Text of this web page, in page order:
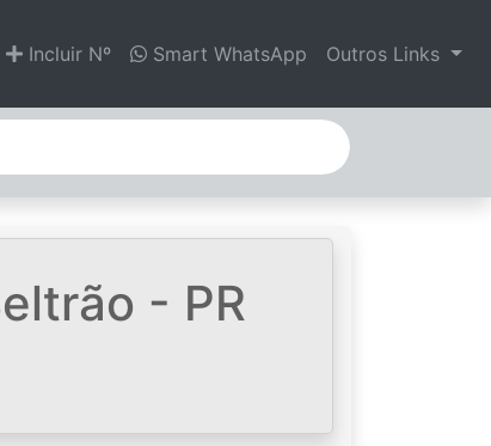
Incluir Nº Smart WhatsApp Outros Links
- PR